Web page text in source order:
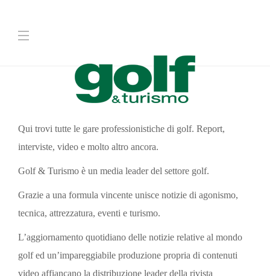
Qui trovi tutte le gare professionistiche di golf. Report,
interviste, video e molto altro ancora.
Golf & Turismo è un media leader del settore golf.
Grazie a una formula vincente unisce notizie di agonismo,
tecnica, attrezzatura, eventi e turismo.
L’aggiornamento quotidiano delle notizie relative al mondo
golf ed un’impareggiabile produzione propria di contenuti
video affiancano la distribuzione leader della rivista